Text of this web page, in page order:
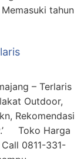
tahun
– Terlaris
Outdoor,
Rekomendasi
Toko Harga
0811-331-